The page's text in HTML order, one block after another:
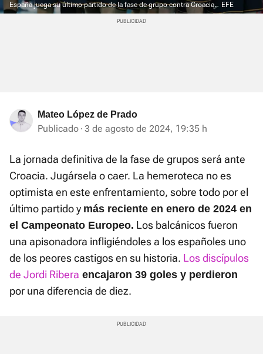
España juega su último partido de la fase de grupo contra Croacia. EFE
Mateo López de Prado
Publicado 3 de agosto de 2024, 19:35 h
La jornada definitiva de la fase de grupos será ante
Croacia. Jugársela o caer. La hemeroteca no es
optimista en este enfrentamiento, sobre todo por el
último partido y más reciente en enero de 2024 en
el Campeonato Europeo. Los balcánicos fueron
una apisonadora infligiéndoles a los españoles uno
de los peores castigos en su historia. Los discípulos
de Jordi Ribera encajaron 39 goles y perdieron
por una diferencia de diez.